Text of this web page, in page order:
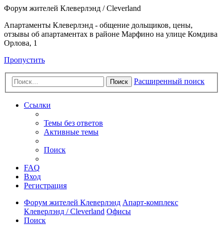
Форум жителей Клеверлэнд / Cleverland
Апартаменты Клеверлэнд - общение дольщиков, цены,
отзывы об апартаментах в районе Марфино на улице Комдива
Орлова, 1
Пропустить
Поиск Расширенный поиск
Ссылки
Темы без ответов
Активные темы
Поиск
FAQ
Вход
Регистрация
Форум жителей Клеверлэнд Апарт-комплекс
Клеверлэнд / Cleverland Офисы
Поиск